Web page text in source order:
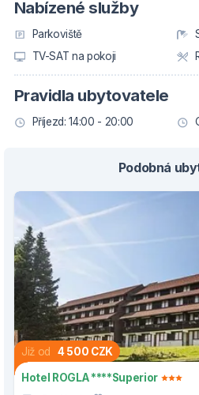
Nabízené služby
Parkoviště
TV-SAT na pokoji
Pravidla ubytovatele
Příjezd: 14:00 - 20:00
Podobná
Již od 4 500 CZK
Hotel ROGLA ****Superior